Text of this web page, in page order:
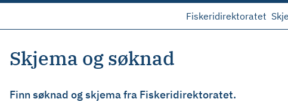
Fiskeridirektoratet
Skjema og søknad
Finn søknad og skjema fra Fiskeridirektoratet.